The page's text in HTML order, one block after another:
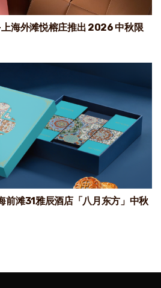
海外滩悦榕庄推出 2026 中秋限
前滩31雅辰酒店「八月东方」中秋